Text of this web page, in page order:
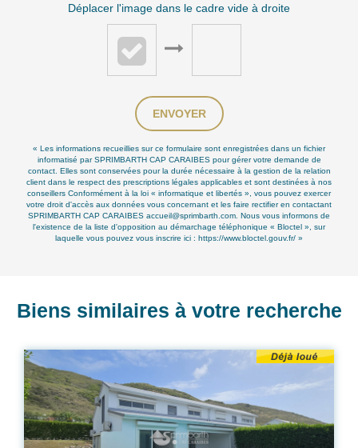
Déplacer l'image dans le cadre vide à droite
ENVOYER
« Les informations recueillies sur ce formulaire sont enregistrées dans un fichier
informatisé par SPRIMBARTH CAP CARAIBES pour gérer votre demande de
contact. Elles sont conservées pour la durée nécessaire à la gestion de la relation
client dans le respect des prescriptions légales applicables et sont destinées à nos
conseillers Conformément à la loi « informatique et libertés », vous pouvez exercer
votre droit d'accès aux données vous concernant et les faire rectifier en contactant
SPRIMBARTH CAP CARAIBES accueil@sprimbarth.com. Nous vous informons de
l'existence de la liste d'opposition au démarchage téléphonique « Bloctel », sur
laquelle vous pouvez vous inscrire ici : https://www.bloctel.gouv.fr/ »
Biens similaires à votre recherche